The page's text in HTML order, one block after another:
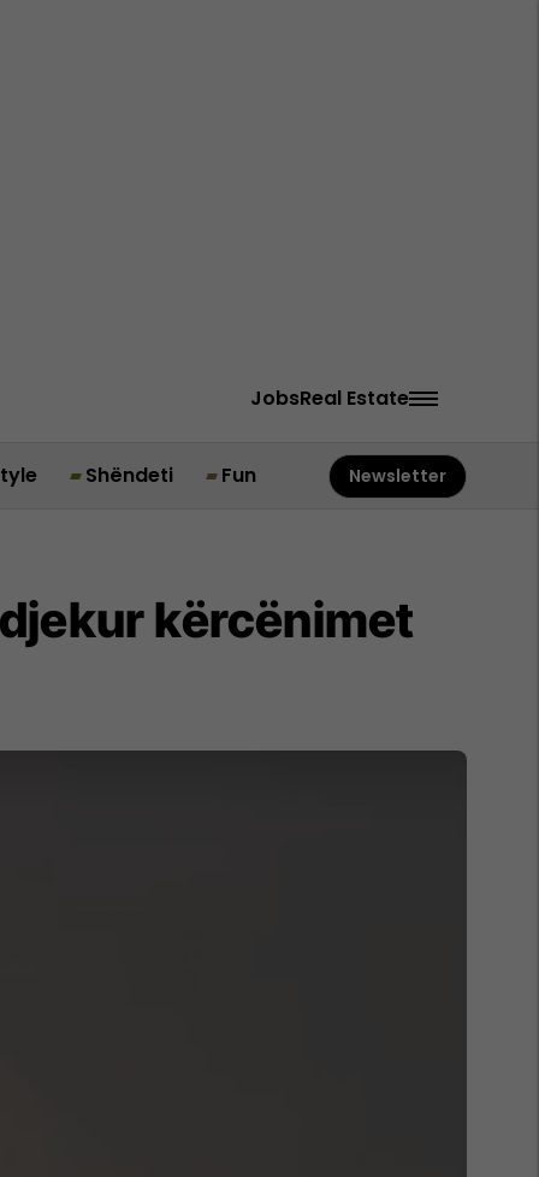
JobsReal Estate
Shëndeti Fun Newsletter
kërcënimet